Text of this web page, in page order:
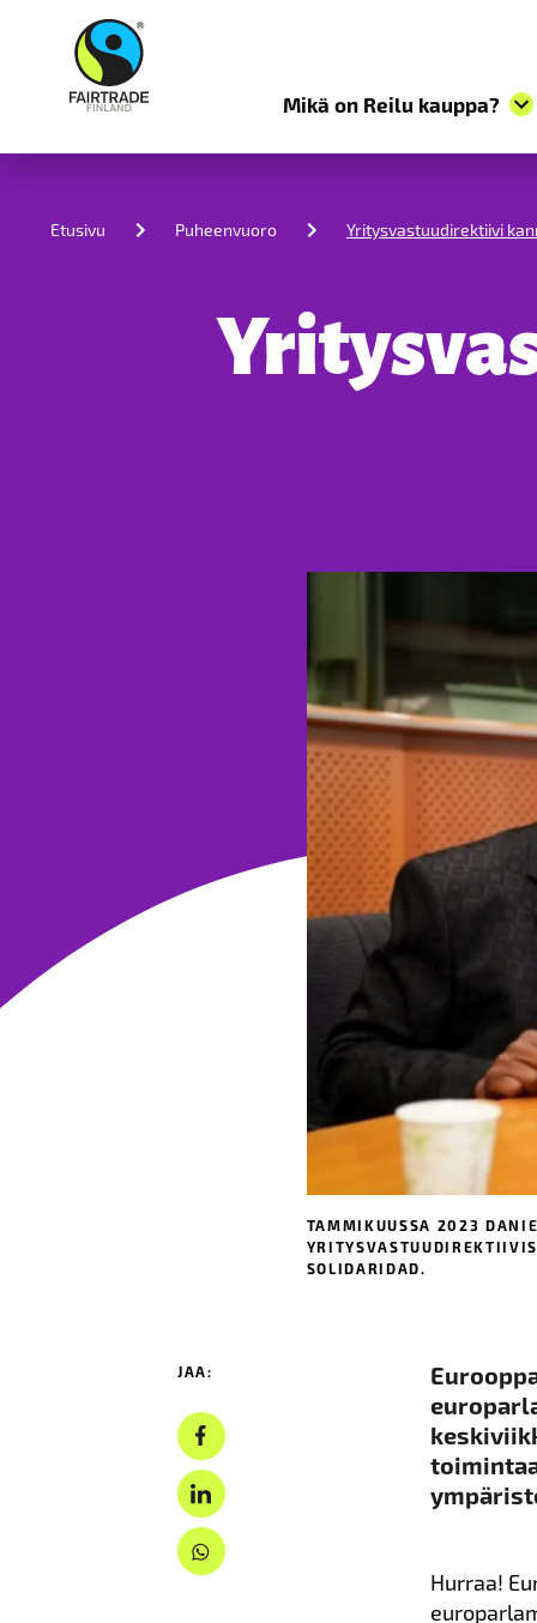
Mikä on Reilu kauppa?
Etusivu Puheenvuoro Yritysvastuudirektiivi
TAMMIKUUSSA 2023
SOLIDARIDAD.
JAA:
Hurraa!